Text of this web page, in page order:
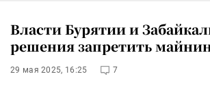
Власти Бурятии и
решения запретить
29 мая 2025, 16:25 7